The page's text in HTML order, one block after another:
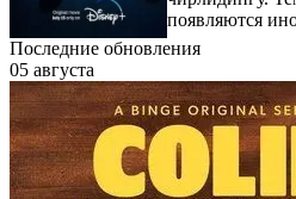
появляются
Последние обновления
05 августа